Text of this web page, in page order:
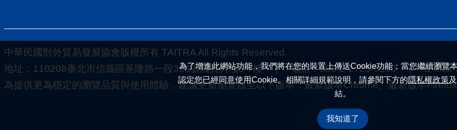
為了增進此網站功能，我們將在您的裝置上傳送Cookie功能；當您繼續瀏覽
認定您已經同意使用Cookie。相關詳細規範說明，請參閱下方的隱私權政策及
結。
我知道了
中華民國對外貿易發展協會版權所有 TAITRA All Rights Reserved.
地址：110208臺北市信義區基隆路一段333號國貿大樓5-7樓 | 電話：886-2-2725-5200 | E-Mail
為提供更為穩定的瀏覽品質與使用體驗，建議更新瀏覽器至以下版本：最新版本Chrome、最新版本